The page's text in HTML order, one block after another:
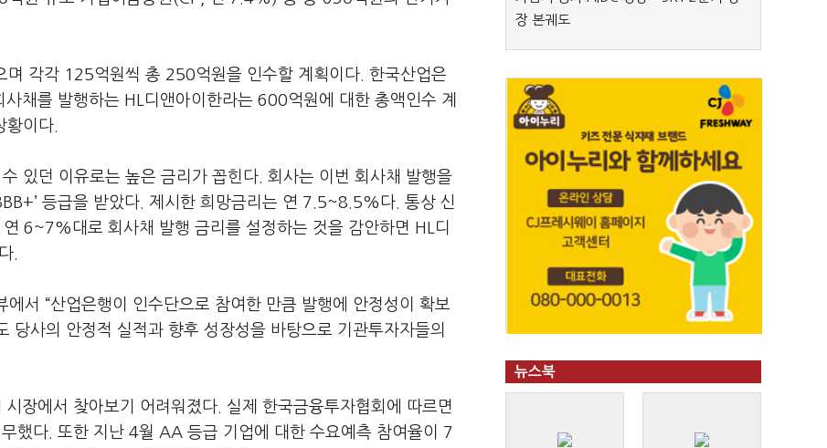
며 각각 125억원씩 총 250억원을 인수할 계획이다. 한국산업은
채를 발행하는 HL디앤아이한라는 600억원에 대한 총액인수 계
이다.
있던 이유로는 높은 금리가 꼽힌다. 회사는 이번 회사채 발행을
등급을 받았다. 제시한 희망금리는 연 7.5~8.5%다. 통상 신
6~7%대로 회사채 발행 금리를 설정하는 것을 감안하면 HL디
.
서 “산업은행이 인수단으로 참여한 만큼 발행에 안정성이 확보
당사의 안정적 실적과 향후 성장성을 바탕으로 기관투자자들의
장에서 찾아보기 어려워졌다. 실제 한국금융투자협회에 따르면
했다. 또한 지난 4월 AA 등급 기업에 대한 수요예측 참여율이 7
장 본궤도
뉴스북